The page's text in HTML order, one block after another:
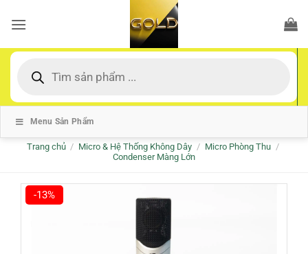
qua
dung
kiếm
Menu Sản Phẩm
Trang chủ / Micro & Hệ Thống Không Dây / Micro Phòng Thu /
Condenser Màng Lớn
-13%